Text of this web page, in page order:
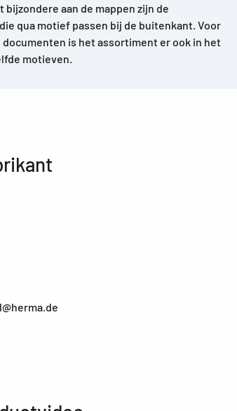
aan de mappen zijn de
qua motief passen bij de buitenkant. Voor
is het assortiment er ook in het
motieven.